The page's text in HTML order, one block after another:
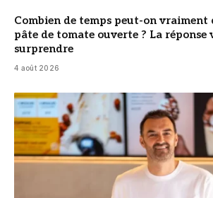
Combien de temps peut-on vraiment
pâte de tomate ouverte ? La réponse
surprendre
4 août 2026
© Cyril Lignac